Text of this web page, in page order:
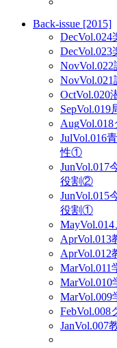
Back-issue [2015]
DecVol.024
DecVol.023
NovVol.022
NovVol.021
OctVol.020
SepVol.019
AugVol.018
JulVol.016
性①
JunVol.017
役割②
JunVol.015
役割①
MayVol.014
AprVol.013
AprVol.012
MarVol.011
MarVol.010
MarVol.009
FebVol.008
JanVol.007